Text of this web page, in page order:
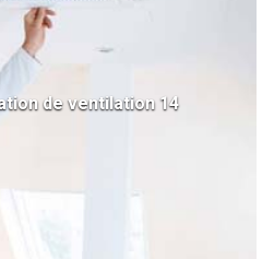
de ventilation 14